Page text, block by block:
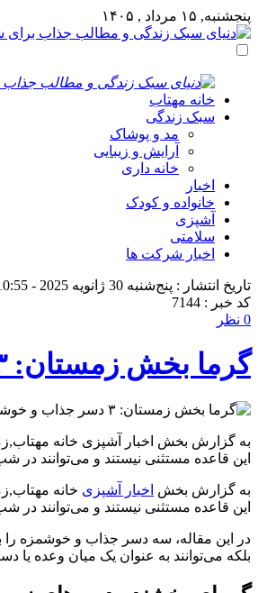
پنجشنبه, ۱۵ مرداد , ۱۴۰۵
خانه مهتاب
سبک زندگی
مد و پوشاک
آرایش و زیبایی
خانه داری
اخبار
خانواده و کودک
آشپزی
سلامتی
اخبار شرکت ها
تاریخ انتشار : پنج‌شنبه 30 ژانویه 2025 - 10:55
کد خبر : 7144
0 نظر
گرما بخش زمستان: ۳ دسر جذاب و خوشمزه برای شب‌ های سرد
به گزارش بخش اخبار آشپزی خانه
این قاعده مستثنی نیستند و می‌توانند
به گزارش بخش اخبار آشپزی خانه
این قاعده مستثنی نیستند و می‌توانند
در این مقاله، سه دسر جذاب و خوشمزه را
بلکه می‌توانند به عنوان یک میان وعده یا